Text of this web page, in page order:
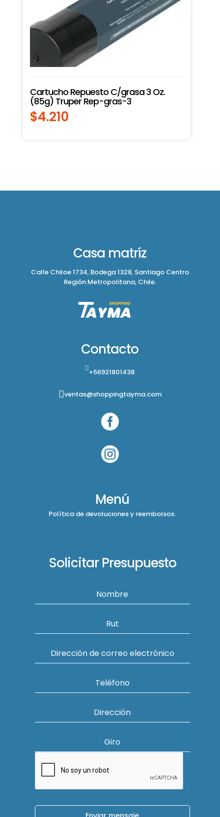
Cartucho Repuesto C/grasa 3 Oz.
(85g) Truper Rep-gras-3
$4.210
Casa matríz
Calle Chiloe 1734, Bodega 1328, Santiago Centro
Región Metropolitana, Chile.
Contacto
+56921801438
ventas@shoppingtayma.com


Menú
Política de devoluciones y reembolsos.
Solicitar Presupuesto
Nombre
Rut
Dirección de correo electrónico
Teléfono
Dirección
Giro